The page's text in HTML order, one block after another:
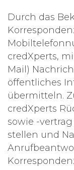
Durch das
credXperts,
Mail)
öffentliches
übermitteln.
credXperts
sowie -vertrag
stellen und